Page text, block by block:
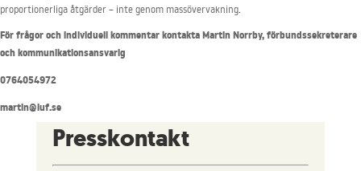
proportionerliga åtgärder – inte genom massövervakning.
För frågor och individuell kommentar kontakta Martin Norrby, förbundssekreterare
och kommunikationsansvarig
0764054972
martin@luf.se
Presskontakt